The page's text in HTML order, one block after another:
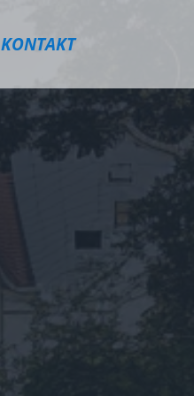
KONTAKT